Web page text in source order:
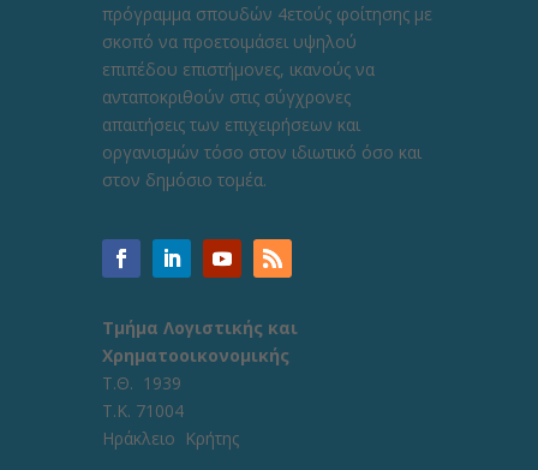
πρόγραμμα σπουδών 4ετούς φοίτησης με
σκοπό να προετοιμάσει υψηλού
επιπέδου επιστήμονες, ικανούς να
ανταποκριθούν στις σύγχρονες
απαιτήσεις των επιχειρήσεων και
οργανισμών τόσο στον ιδιωτικό όσο και
στον δημόσιο τομέα.
Τμήμα Λογιστικής και
Χρηματοοικονομικής
Τ.Θ. 1939
Τ.Κ. 71004
Ηράκλειο Κρήτης